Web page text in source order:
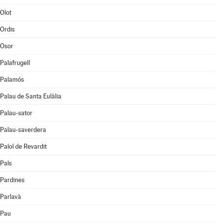
Olot
Ordis
Osor
Palafrugell
Palamós
Palau de Santa Eulàlia
Palau-sator
Palau-saverdera
Palol de Revardit
Pals
Pardines
Parlavà
Pau